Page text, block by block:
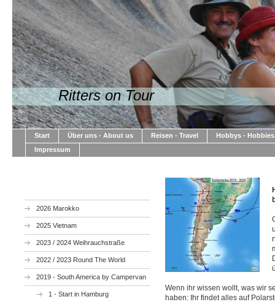
Ritters on Tour
Start Über uns - About us Reisen - Travel
Hobbys - Hobbies
Impressum
2026 Marokko
2025 Vietnam
2023 / 2024 Weihrauchstraße
2022 / 2023 Round The World
2019 - South America by Campervan
1 - Start in Hamburg
Wenn ihr wissen wollt, was wir
haben: Ihr findet alles auf